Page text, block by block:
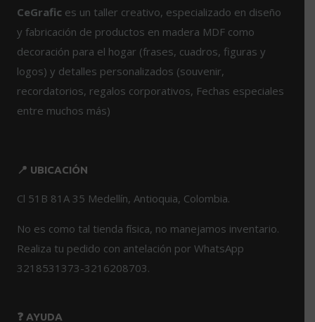
CeGrafic es un taller creativo, especializado en diseño
y fabricación de productos en madera MDF como
decoración para el hogar (frases, cuadros, figuras y
logos) y detalles personalizados (souvenir,
recordatorios, regalos corporativos, Fechas especiales
entre muchos más)
📍 UBICACIÓN
Cl 51B 81A 35 Medellín, Antioquia, Colombia.
No es como tal tienda física, no manejamos inventario.
Realiza tu pedido con antelación por WhatsApp
3218531373-3216208703.
❓ AYUDA